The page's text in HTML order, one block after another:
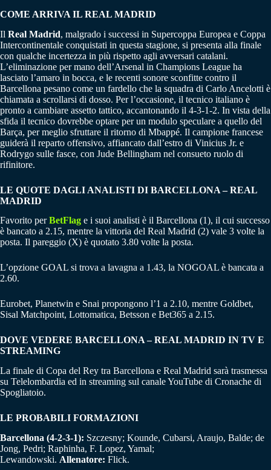
COME ARRIVA IL REAL MADRID
Il Real Madrid, malgrado i successi in Supercoppa Europea e Coppa
Intercontinentale conquistati in questa stagione, si presenta alla finale
con qualche incertezza in più rispetto agli avversari catalani.
L’eliminazione per mano dell’Arsenal in Champions League ha
lasciato l’amaro in bocca, e le recenti sonore sconfitte contro il
Barcellona pesano come un fardello che la squadra di Carlo Ancelotti è
chiamata a scrollarsi di dosso. Per l’occasione, il tecnico italiano è
pronto a cambiare assetto tattico, accantonando il 4-3-1-2. In vista della
sfida il tecnico dovrebbe optare per un modulo speculare a quello del
Barça, per meglio sfruttare il ritorno di Mbappé. Il campione francese
guiderà il reparto offensivo, affiancato dall’estro di Vinicius Jr. e
Rodrygo sulle fasce, con Jude Bellingham nel consueto ruolo di
rifinitore.
LE QUOTE DAGLI ANALISTI DI BARCELLONA – REAL
MADRID
Favorito perBetFlag e i suoi analisti è il Barcellona (1), il cui successo
è bancato a 2.15, mentre la vittoria del Real Madrid (2) vale 3 volte la
posta. Il pareggio (X) è quotato 3.80 volte la posta.
L’opzione GOAL si trova a lavagna a 1.43, la NOGOAL è bancata a
2.60.
Eurobet, Planetwin e Snai propongono l’1 a 2.10, mentre Goldbet,
Sisal Matchpoint, Lottomatica, Betsson e Bet365 a 2.15.
DOVE VEDERE BARCELLONA – REAL MADRID IN TV E
STREAMING
La finale di Copa del Rey tra Barcellona e Real Madrid sarà trasmessa
su Telelombardia ed in streaming sul canale YouTube di Cronache di
Spogliatoio.
LE PROBABILI FORMAZIONI
Barcellona (4-2-3-1): Szczesny; Kounde, Cubarsi, Araujo, Balde; de
Jong, Pedri; Raphinha, F. Lopez, Yamal;
Lewandowski. Allenatore: Flick.